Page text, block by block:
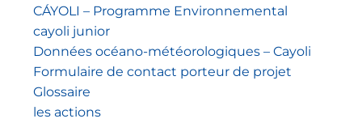
CÁYOLI – Programme Environnemental
cayoli junior
Données océano-météorologiques – Cayoli
Formulaire de contact porteur de projet
Glossaire
les actions